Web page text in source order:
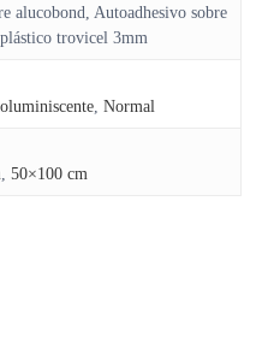
alucobond, Autoadhesivo sobre
trovicel 3mm
, Normal
, 50×100 cm